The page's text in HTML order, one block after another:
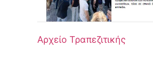
Αρχείο Τραπεζιτικής